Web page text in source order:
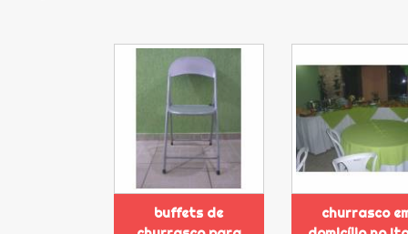
buffets de
churrasco